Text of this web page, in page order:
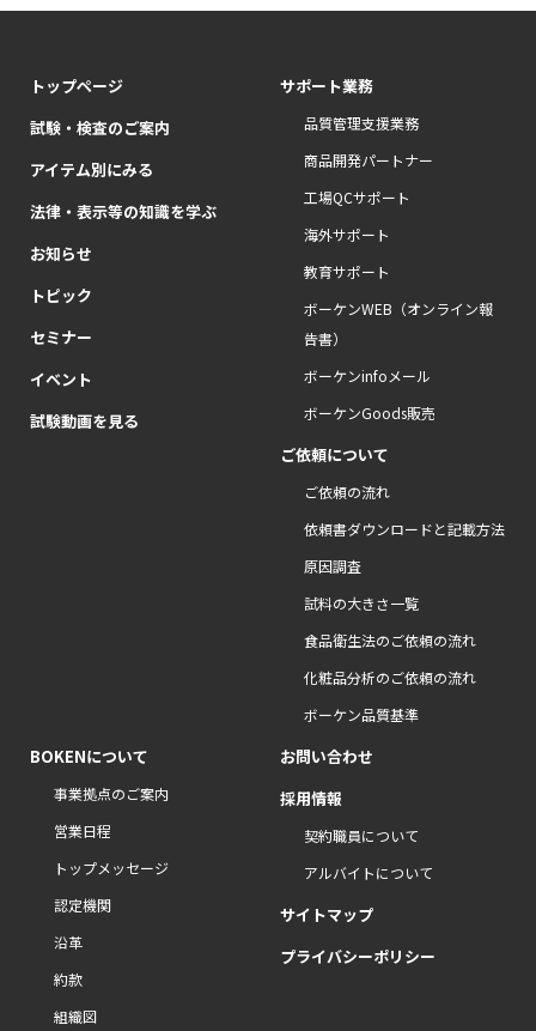
トップページ
試験・検査のご案内
アイテム別にみる
法律・表示等の知識を学ぶ
お知らせ
トピック
セミナー
イベント
試験動画を見る
サポート業務
品質管理支援業務
商品開発パートナー
工場QCサポート
海外サポート
教育サポート
ボーケンWEB（オンライン報
告書）
ボーケンinfoメール
ボーケンGoods販売
ご依頼について
ご依頼の流れ
依頼書ダウンロードと記載方法
原因調査
試料の大きさ一覧
食品衛生法のご依頼の流れ
化粧品分析のご依頼の流れ
ボーケン品質基準
BOKENについて
事業拠点のご案内
営業日程
トップメッセージ
認定機関
沿革
約款
組織図
お問い合わせ
採用情報
契約職員について
アルバイトについて
サイトマップ
プライバシーポリシー